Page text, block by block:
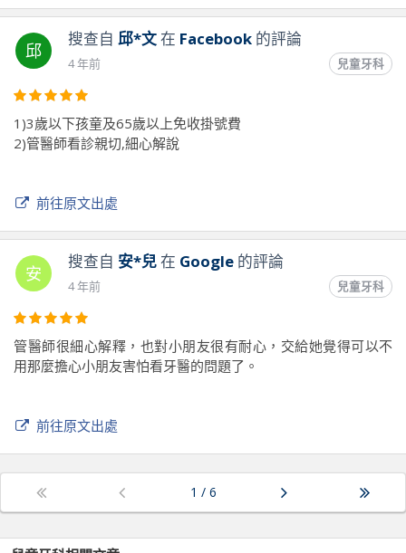
邱
搜查自 邱*文在 Facebook的評論
4 年前 兒童牙科
1)3歲以下孩童及65歲以上免收掛號費
2)管醫師看診親切,細心解說
前往原文出處
安
搜查自 安*兒在 Google的評論
4 年前 兒童牙科
管醫師很細心解釋，也對小朋友很有耐心，交給她覺得可以不
用那麼擔心小朋友害怕看牙醫的問題了。
前往原文出處
1 / 6